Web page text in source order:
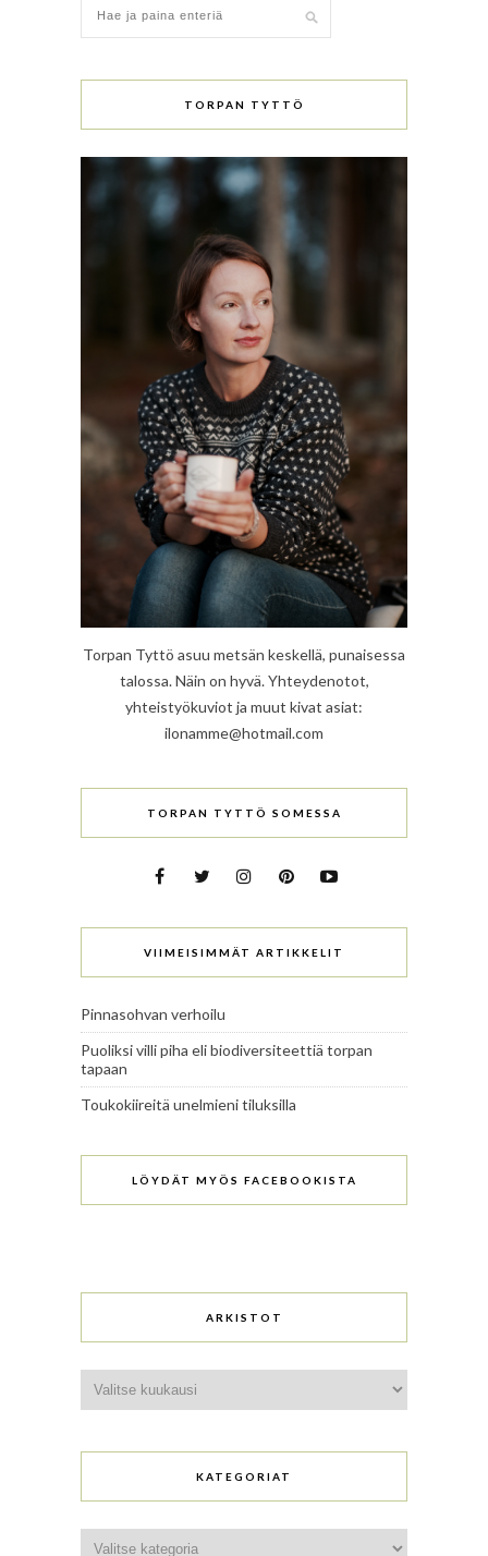
TORPAN TYTTÖ
Torpan Tyttö asuu metsän keskellä, punaisessa
talossa. Näin on hyvä. Yhteydenotot,
yhteistyökuviot ja muut kivat asiat:
ilonamme@hotmail.com
TORPAN TYTTÖ SOMESSA
VIIMEISIMMÄT ARTIKKELIT
Pinnasohvan verhoilu
Puoliksi villi piha eli biodiversiteettiä torpan
tapaan
Toukokiireitä unelmieni tiluksilla
LÖYDÄT MYÖS FACEBOOKISTA
ARKISTOT
KATEGORIAT